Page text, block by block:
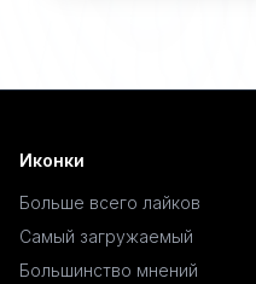
Иконки
Больше всего лайков
Самый загружаемый
Большинство мнений